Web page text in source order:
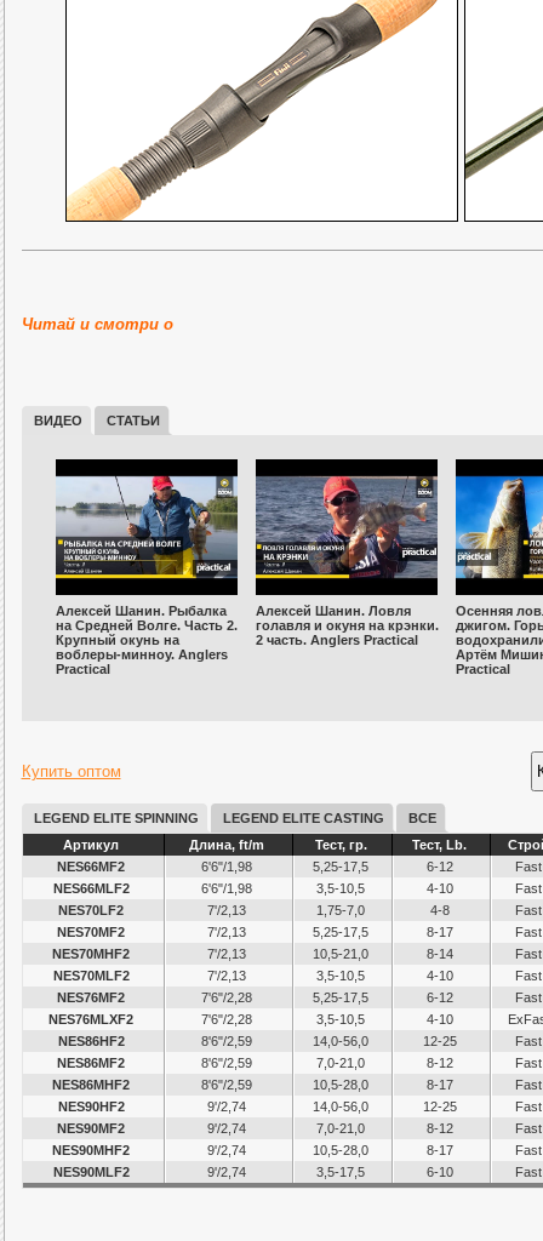
Читай и смотри о
ВИДЕО СТАТЬИ
Алексей Шанин. Рыбалка
на Средней Волге. Часть 2.
Крупный окунь на
воблеры-минноу. Anglers
Practical
Алексей Шанин. Ловля
голавля и окуня на крэнки.
2 часть. Anglers Practical
Осенняя
джигом.
Артём
Practical
Купить оптом
LEGEND ELITE SPINNING LEGEND ELITE CASTING
ВСЕ
Артикул
Длина, ft/m Тест, гр. Тест, Lb.
NES66MF2
6'6"/1,98 5,25-17,5 6-12
Fast
NES66MLF2
6'6"/1,98 3,5-10,5 4-10
Fast
NES70LF2
7'/2,13 1,75-7,0 4-8
Fast
NES70MF2
7'/2,13 5,25-17,5 8-17
Fast
NES70MHF2
7'/2,13 10,5-21,0 8-14
Fast
NES70MLF2
7'/2,13 3,5-10,5 4-10
Fast
NES76MF2
7'6"/2,28 5,25-17,5 6-12
Fast
NES76MLXF2
7'6"/2,28 3,5-10,5 4-10
NES86HF2
8'6"/2,59 14,0-56,0 12-25
Fast
NES86MF2
8'6"/2,59 7,0-21,0 8-12
Fast
NES86MHF2
8'6"/2,59 10,5-28,0 8-17
Fast
NES90HF2
9'/2,74 14,0-56,0 12-25
Fast
NES90MF2
9'/2,74 7,0-21,0 8-12
Fast
NES90MHF2
9'/2,74 10,5-28,0 8-17
Fast
NES90MLF2
9'/2,74 3,5-17,5 6-10 Fast